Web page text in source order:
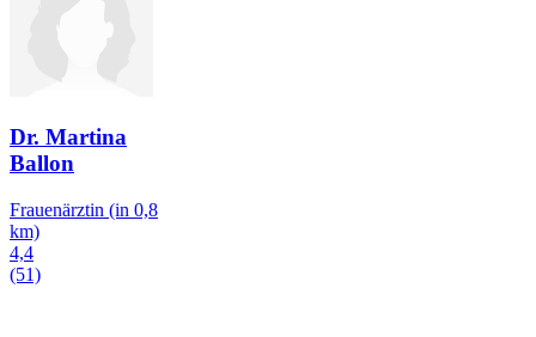
Dr. Martina
Ballon
Frauenärztin (in 0,8
km)
4,4
(51)